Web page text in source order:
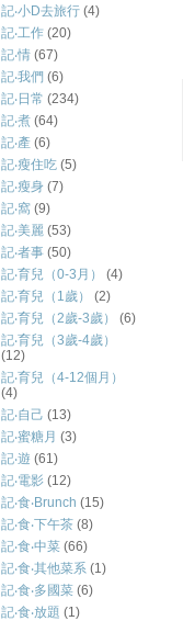
記‧小D去旅行 (4)
記‧工作 (20)
記‧情 (67)
記‧我們 (6)
記‧日常 (234)
記‧煮 (64)
記‧產 (6)
記‧瘦住吃 (5)
記‧瘦身 (7)
記‧窩 (9)
記‧美麗 (53)
記‧者事 (50)
記‧育兒（0-3月）
(4)
記‧育兒（1歲）
(2)
記‧育兒（2歲-3歲）
(6)
記‧育兒（3歲-4歲）
(12)
記‧育兒（4-12個月）
(4)
記‧自己 (13)
記‧蜜糖月 (3)
記‧遊 (61)
記‧電影 (12)
記‧食‧Brunch (15)
記‧食‧下午茶 (8)
記‧食‧中菜 (66)
記‧食‧其他菜系 (1)
記‧食‧多國菜 (6)
記‧食‧放題 (1)